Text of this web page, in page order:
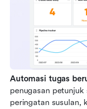
Automasi tugas
penugasan
peringatan susulan,